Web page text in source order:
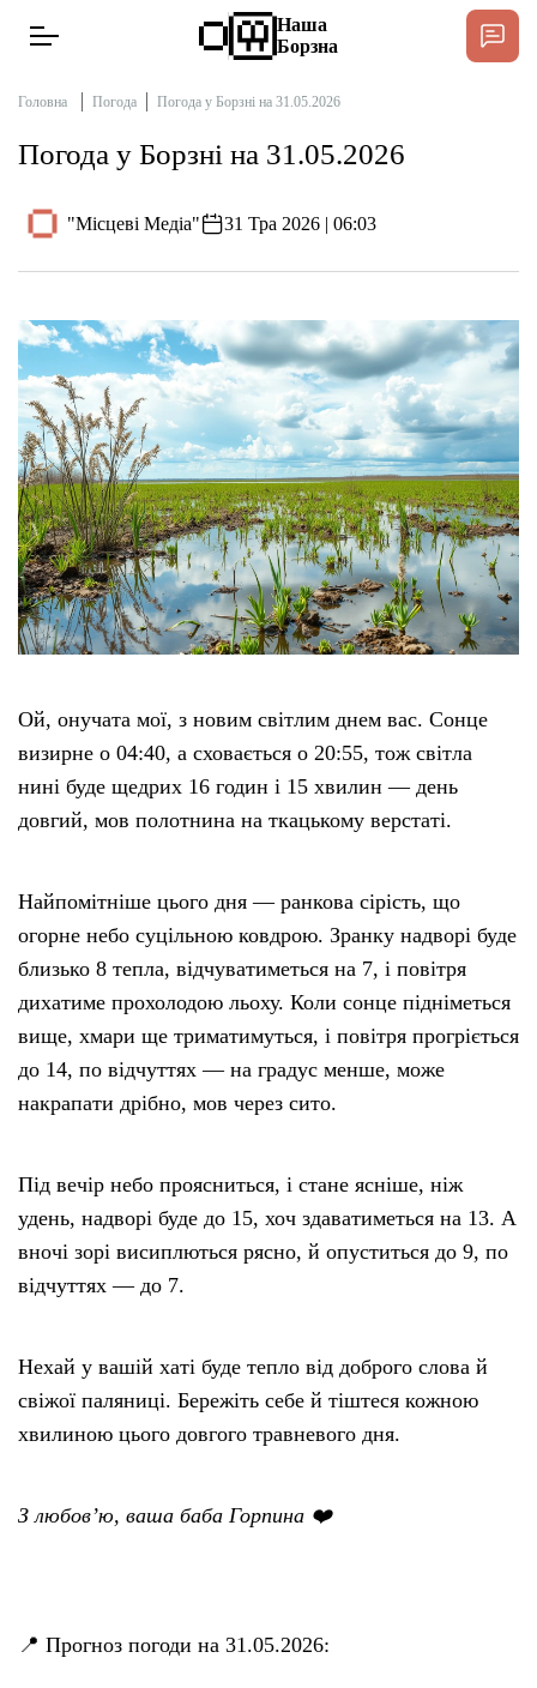
Тексти
Публікації
Довідник
Редакційна політика
Етичний кодекс
Рекламні прайси
Про нас
Бюджет
Контакти
Наша
Борзна
Головна Погода Погода у Борзні на 31.05.2026
Погода у Борзні на 31.05.2026
"Місцеві Медіа" 31 Тра 2026 | 06:03
Ой, онучата мої, з новим світлим днем вас. Сонце
визирне о 04:40, а сховається о 20:55, тож світла
нині буде щедрих 16 годин і 15 хвилин — день
довгий, мов полотнина на ткацькому верстаті.
Найпомітніше цього дня — ранкова сірість, що
огорне небо суцільною ковдрою. Зранку надворі буде
близько 8 тепла, відчуватиметься на 7, і повітря
дихатиме прохолодою льоху. Коли сонце підніметься
вище, хмари ще триматимуться, і повітря прогріється
до 14, по відчуттях — на градус менше, може
накрапати дрібно, мов через сито.
Під вечір небо проясниться, і стане ясніше, ніж
удень, надворі буде до 15, хоч здаватиметься на 13. А
вночі зорі висиплються рясно, й опуститься до 9, по
відчуттях — до 7.
Нехай у вашій хаті буде тепло від доброго слова й
свіжої паляниці. Бережіть себе й тіштеся кожною
хвилиною цього довгого травневого дня.
З любов’ю, ваша баба Горпина ❤️
📍 Прогноз погоди на 31.05.2026: